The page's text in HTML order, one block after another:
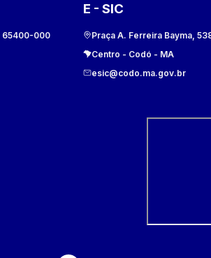
65400-000
E - SIC
Praça A. Ferreira Bayma,
Centro - Codó - MA
esic@codo.ma.gov.br